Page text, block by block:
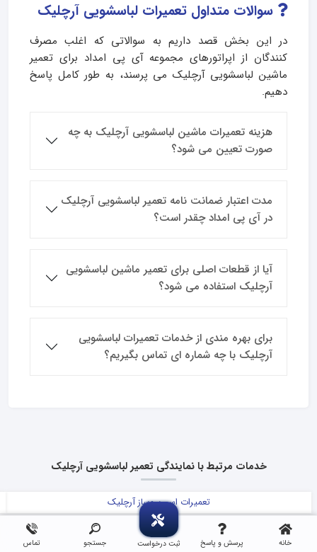
خانه پرسش و پاسخ ثبت درخواست جستجو تماس
سوالات متداول تعمیرات لباسشویی آرچلیک
در این بخش قصد داریم به سوالاتی که اغلب مصرف
کنندگان از اپراتورهای مجموعه آی پی امداد برای تعمیر
ماشین لباسشویی آرچلیک می پرسند، به طور کامل پاسخ
دهیم.
هزینه تعمیرات ماشین لباسشویی آرچلیک به چه
صورت تعیین می شود؟
مدت اعتبار ضمانت نامه تعمیر لباسشویی آرچلیک
در آی پی امداد چقدر است؟
آیا از قطعات اصلی برای تعمیر ماشین لباسشویی
آرچلیک استفاده می شود؟
برای بهره مندی از خدمات تعمیرات لباسشویی
آرچلیک با چه شماره ای تماس بگیریم؟
خدمات مرتبط با نمایندگی تعمیر لباسشویی آرچلیک
تعمیرات اسپرسوساز آرچلیک